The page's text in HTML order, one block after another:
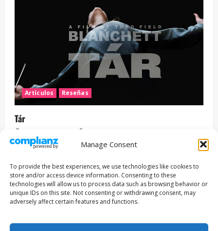
Manage Consent
To provide the best experiences, we use technologies like cookies to
store and/or access device information. Consenting to these
technologies will allow us to process data such as browsing behavior or
unique IDs on this site. Not consenting or withdrawing consent, may
adversely affect certain features and functions.
Artículos Reseñas
Tár
Entrevista
Series
ENCUENTROS CON IVÁN URIEL T3E22: JUAN PATRICIO
RIVEROLL
Filmakersmovie 5 mayo, 2026